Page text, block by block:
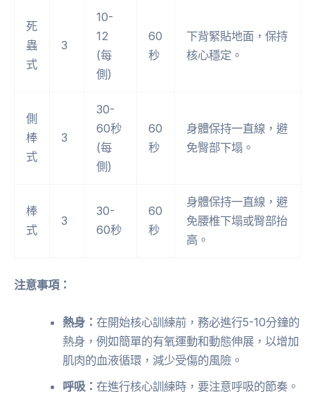
死
蟲
式
3
10-
12
(每
側)
60
秒
下背緊貼地面，保持
核心穩定。
側
棒
式
3
30-
60秒
(每
側)
60
秒
身體保持一直線，避
免臀部下塌。
棒
式
3
30-
60秒
60
秒
身體保持一直線，避
免腰椎下塌或臀部抬
高。
注意事項：
熱身：在開始核心訓練前，務必進行5-10分鐘的
熱身，例如簡單的有氧運動和動態伸展，以增加
肌肉的血液循環，減少受傷的風險。
呼吸：在進行核心訓練時，要注意呼吸的節奏。